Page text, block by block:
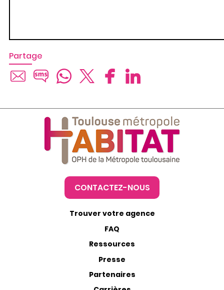
Partage
CONTACTEZ-NOUS
Trouver votre agence
FAQ
Ressources
Presse
Partenaires